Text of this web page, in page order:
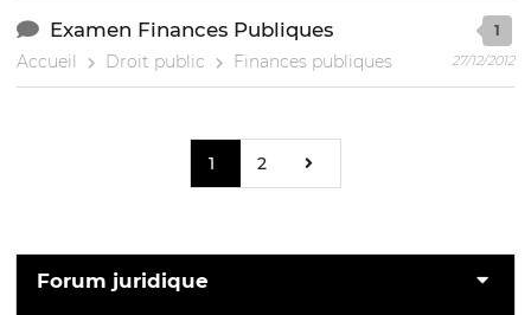
Examen Finances Publiques
Accueil Droit public Finances publiques
1
27/12/2012
1 2
Forum juridique